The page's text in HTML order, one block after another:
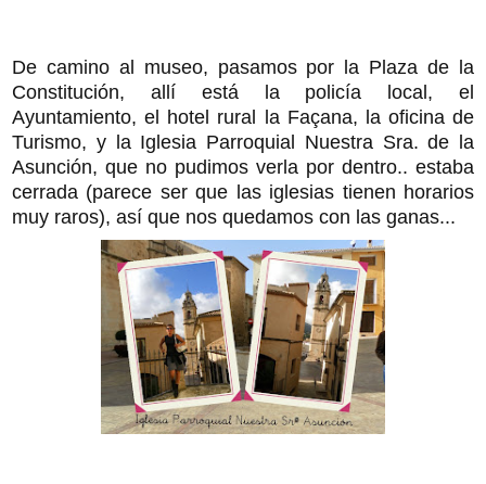
De camino al museo, pasamos por la Plaza de la
Constitución, allí está la policía local, el
Ayuntamiento, el hotel rural la Façana, la oficina de
Turismo, y la Iglesia Parroquial Nuestra Sra. de la
Asunción, que no pudimos verla por dentro.. estaba
cerrada (parece ser que las iglesias tienen horarios
muy raros), así que nos quedamos con las ganas...